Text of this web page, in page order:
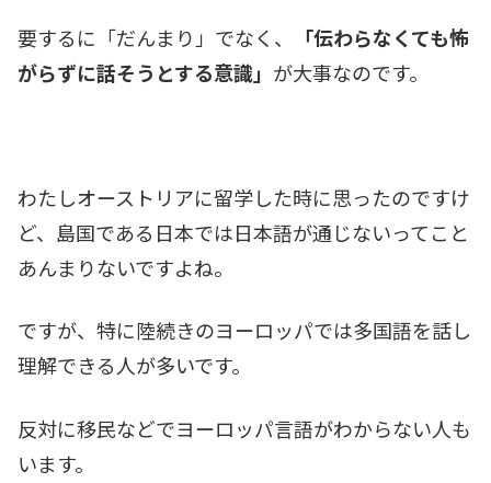
要するに「だんまり」でなく、
「伝わらなくても怖
がらずに話そうとする意識」 が大事なのです。
わたしオーストリアに留学した時に思ったのですけ
ど、島国である日本では日本語が通じないってこと
あんまりないですよね。
ですが、特に陸続きのヨーロッパでは多国語を話し
理解できる人が多いです。
反対に移民などでヨーロッパ言語がわからない人も
います。